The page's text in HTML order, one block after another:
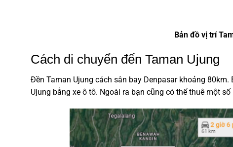
Bản đồ vị trí
Cách di chuyển đến Taman Ujung
Đền Taman Ujung cách sân bay Denpasar khoảng
Ujung bằng xe ô tô. Ngoài ra bạn cũng có thể thuê một